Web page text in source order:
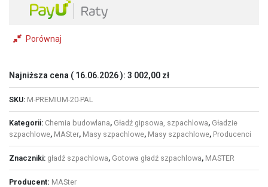
(760kg)
Porównaj
Najniższa cena ( 16.06.2026): 3 002,00 zł
SKU: M-PREMIUM-20-PAL
Kategorii: Chemia budowlana, Gładź gipsowa, szpachlowa, Gładzie
szpachlowe, MASter, Masy szpachlowe, Masy szpachlowe, Producenci
Znaczniki: gładź szpachlowa, Gotowa gładź szpachlowa, MASTER
Producent: MASter